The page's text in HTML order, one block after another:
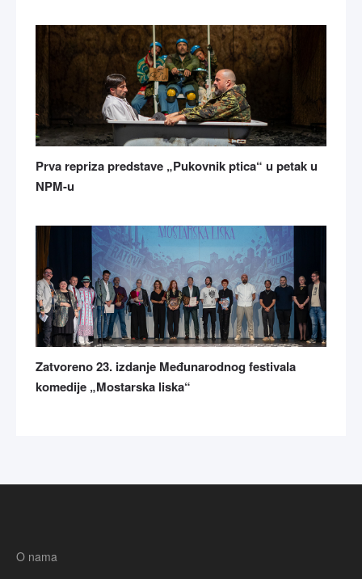
Prva repriza predstave „Pukovnik ptica“ u petak u
NPM-u
Zatvoreno 23. izdanje Međunarodnog festivala
komedije „Mostarska liska“
O nama